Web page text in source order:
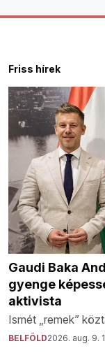
Friss hírek
Gaudi Baka
gyenge
aktivista
Ismét „remek”
BELFÖLD2026. aug. 9.